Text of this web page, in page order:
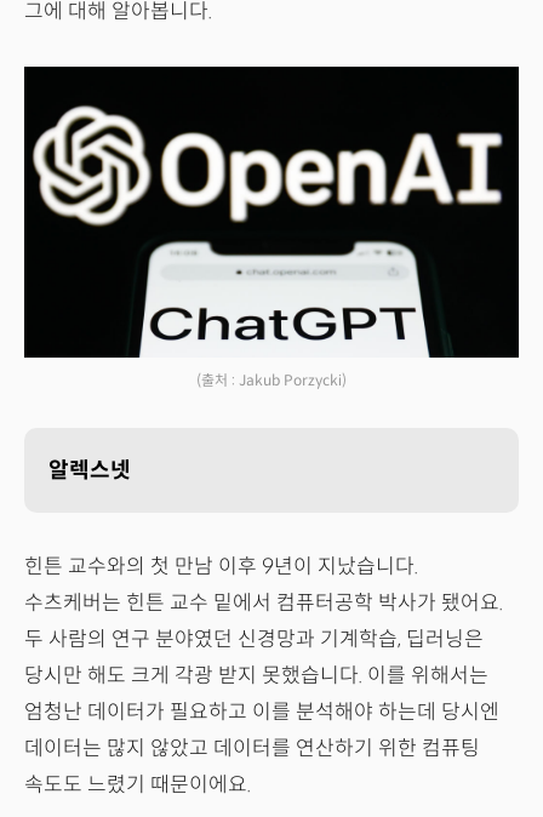
그에 대해 알아봅니다.
(출처 : Jakub Porzycki)
알렉스넷
힌튼 교수와의 첫 만남 이후 9년이 지났습니다.
수츠케버는 힌튼 교수 밑에서 컴퓨터공학 박사가 됐어요.
두 사람의 연구 분야였던 신경망과 기계학습, 딥러닝은
당시만 해도 크게 각광 받지 못했습니다. 이를 위해서는
엄청난 데이터가 필요하고 이를 분석해야 하는데 당시엔
데이터는 많지 않았고 데이터를 연산하기 위한 컴퓨팅
속도도 느렸기 때문이에요.